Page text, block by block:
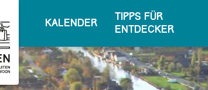
Kalender
Tipps für
Entdecker